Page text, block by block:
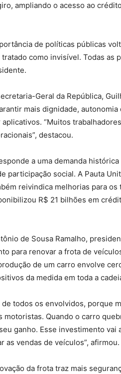
ampliando o acesso ao
de políticas públicas
como invisível. Todas as
Geral da República,
mais dignidade,
“Muitos
destacou.
a uma demanda
participação social. A Pauta
reivindica melhorias para os
R$ 21 bilhões em
de Sousa Ramalho,
para renovar a frota de
de um carro envolve
da medida em toda a
todos os envolvidos, porque
Quando o carro
ganho. Esse investimento vai
as vendas de veículos”, afirmou.
da frota traz mais